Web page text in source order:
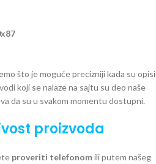
što je moguće precizniji kada su opisi
koji se nalaze na sajtu su deo naše
da su u svakom momentu dostupni.
proizvoda
proveriti telefonomili putem našeg